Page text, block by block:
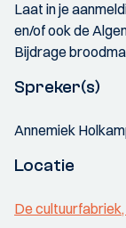
Laat in je
en/of ook de
Bijdrage
Spreker(s)
Annemiek
Locatie
De